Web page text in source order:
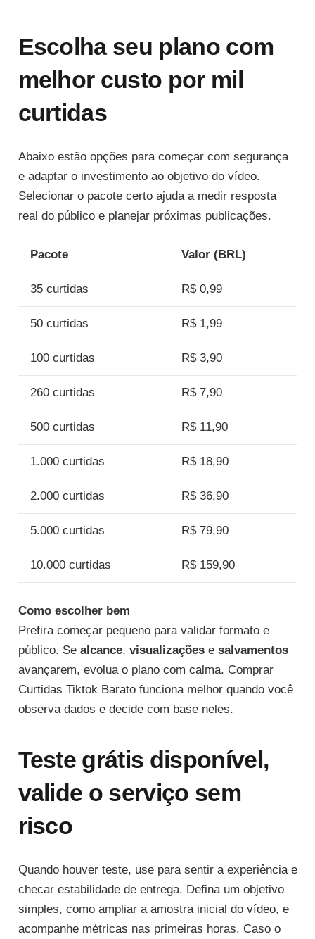
Escolha seu plano com
melhor custo por mil
curtidas
Abaixo estão opções para começar com segurança
e adaptar o investimento ao objetivo do vídeo.
Selecionar o pacote certo ajuda a medir resposta
real do público e planejar próximas publicações.
Pacote Valor (BRL)
35 curtidas R$ 0,99
50 curtidas R$ 1,99
100 curtidas R$ 3,90
260 curtidas R$ 7,90
500 curtidas R$ 11,90
1.000 curtidas R$ 18,90
2.000 curtidas R$ 36,90
5.000 curtidas R$ 79,90
10.000 curtidas R$ 159,90
Como escolher bem
Prefira começar pequeno para validar formato e
público. Se alcance, visualizaçõese salvamentos
avançarem, evolua o plano com calma. Comprar
Curtidas Tiktok Barato funciona melhor quando você
observa dados e decide com base neles.
Teste grátis disponível,
valide o serviço sem
risco
Quando houver teste, use para sentir a experiência e
checar estabilidade de entrega. Defina um objetivo
simples, como ampliar a amostra inicial do vídeo, e
acompanhe métricas nas primeiras horas. Caso o